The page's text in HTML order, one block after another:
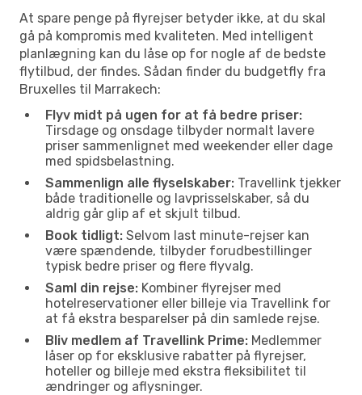
At spare penge på flyrejser betyder ikke, at du skal
gå på kompromis med kvaliteten. Med intelligent
planlægning kan du låse op for nogle af de bedste
flytilbud, der findes. Sådan finder du budgetfly fra
Bruxelles til Marrakech:
Flyv midt på ugen for at få bedre priser:
Tirsdage og onsdage tilbyder normalt lavere
priser sammenlignet med weekender eller dage
med spidsbelastning.
Sammenlign alle flyselskaber: Travellink tjekker
både traditionelle og lavprisselskaber, så du
aldrig går glip af et skjult tilbud.
Book tidligt: Selvom last minute-rejser kan
være spændende, tilbyder forudbestillinger
typisk bedre priser og flere flyvalg.
Saml din rejse: Kombiner flyrejser med
hotelreservationer eller billeje via Travellink for
at få ekstra besparelser på din samlede rejse.
Bliv medlem af Travellink Prime: Medlemmer
låser op for eksklusive rabatter på flyrejser,
hoteller og billeje med ekstra fleksibilitet til
ændringer og aflysninger.